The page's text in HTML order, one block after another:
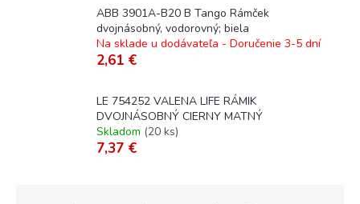
ABB 3901A-B20 B Tango Rámček
dvojnásobný, vodorovný; biela
Na sklade u dodávateľa - Doručenie 3-5 dní
2,61 €
LE 754252 VALENA LIFE RÁMIK
DVOJNÁSOBNÝ CIERNY MATNÝ
Skladom (20 ks)
7,37 €